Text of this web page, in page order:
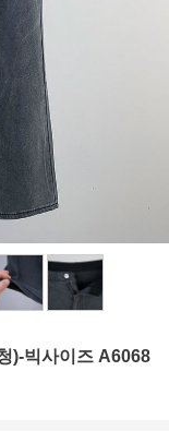
)-빅사이즈 A6068